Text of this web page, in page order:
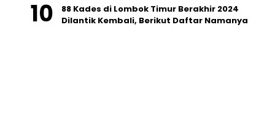
88 Kades di Lombok Timur Berakhir 2024
Dilantik Kembali, Berikut Daftar Namanya